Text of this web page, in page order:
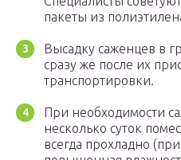
пакеты из
Высадку саженцев в
сразу же после их
транспортировки.
При необходимости
несколько суток
всегда прохладно